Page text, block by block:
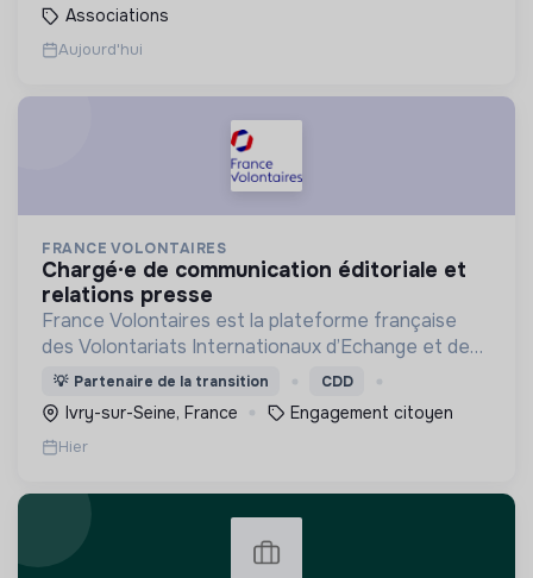
Associations
Aujourd'hui
FRANCE VOLONTAIRES
chargé·e de communication éditoriale et
relations presse
France Volontaires est la plateforme française
des Volontariats Internationaux d’Echange et de
Solidarité.
💡 Partenaire de la transition CDD
Ivry-sur-Seine, France Engagement citoyen
Hier